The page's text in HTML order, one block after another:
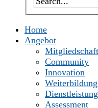
Home
Angebot
Mitgliedschaft
Community
Innovation
Dienstleistung
Assessment